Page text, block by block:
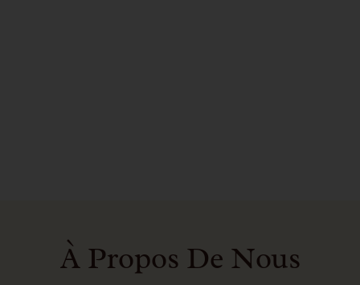
À Propos De Nous